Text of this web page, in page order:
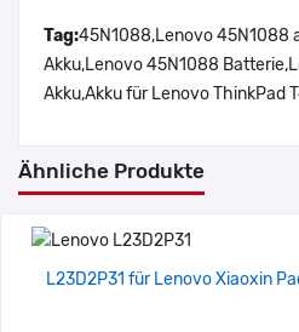
Tag:45N1088,Lenovo 45N1088
Akku,Lenovo 45N1088
Akku,Akku für Lenovo ThinkPad
Ähnliche Produkte
L23D2P31 für Lenovo Xiaoxin